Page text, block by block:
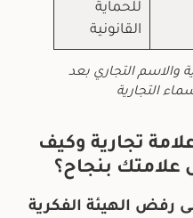
للحماية
القانونية
والاسم التجاري بعد
التجارية
تجارية وكيف
علامتك بنجاح؟
رفض الهيئة الفكرية